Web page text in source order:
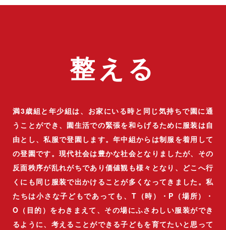
整える
満3歳組と年少組は、お家にいる時と同じ気持ちで園に通
うことができ、園生活での緊張を和らげるために服装は自
由とし、私服で登園します。年中組からは制服を着用して
の登園です。現代社会は豊かな社会となりましたが、その
反面秩序が乱れがちであり価値観も様々となり、どこへ行
くにも同じ服装で出かけることが多くなってきました。私
たちは小さな子どもであっても、T（時）・P（場所）・
O（目的）をわきまえて、その場にふさわしい服装ができ
るように、考えることができる子どもを育てたいと思って